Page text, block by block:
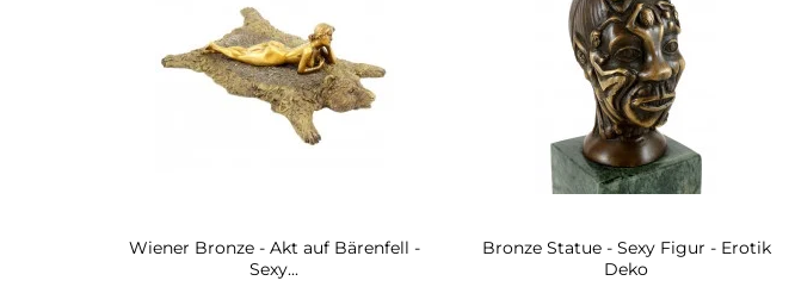
Wiener Bronze - Akt auf Bärenfell -
Sexy...
Bronze Statue - Sexy Figur - Erotik
Deko